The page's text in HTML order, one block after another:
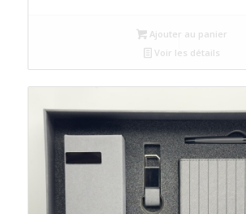
Ajouter au panier
Voir les détails